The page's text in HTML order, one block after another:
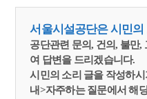
서울시설공단은 시민
공단관련 문의, 건의, 불만,
여 답변을 드리겠습니다.
시민의 소리 글을 작성하
내>자주하는 질문에서 해